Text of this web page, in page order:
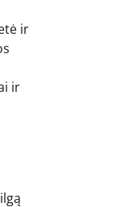
ir
ir